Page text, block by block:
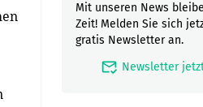
Mit unseren News
Zeit! Melden Sie sich
gratis Newsletter an.
mark_email_read Newsletter